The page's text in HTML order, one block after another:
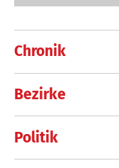
Chronik
Bezirke
Politik